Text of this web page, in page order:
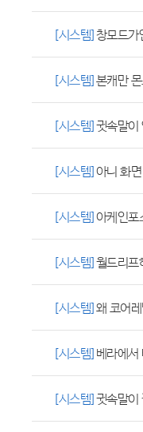
[시스템] 창모드가
[시스템] 본캐만
[시스템] 귓속말이
[시스템] 아니 화
[시스템] 아케인포
[시스템] 월드리프
[시스템] 왜 코어
[시스템] 베라에
[시스템] 귓속말